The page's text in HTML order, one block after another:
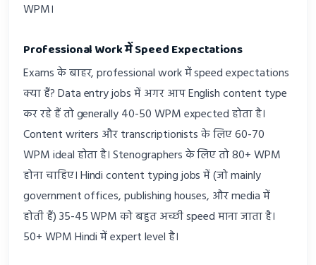
WPM।
Professional Work में Speed Expectations
Exams के बाहर, professional work में speed expectations
क्या हैं? Data entry jobs में अगर आप English content type
कर रहे हैं तो generally 40-50 WPM expected होता है।
Content writers और transcriptionists के लिए 60-70
WPM ideal होता है। Stenographers के लिए तो 80+ WPM
होना चाहिए। Hindi content typing jobs में (जो mainly
government offices, publishing houses, और media में
होती हैं) 35-45 WPM को बहुत अच्छी speed माना जाता है।
50+ WPM Hindi में expert level है।